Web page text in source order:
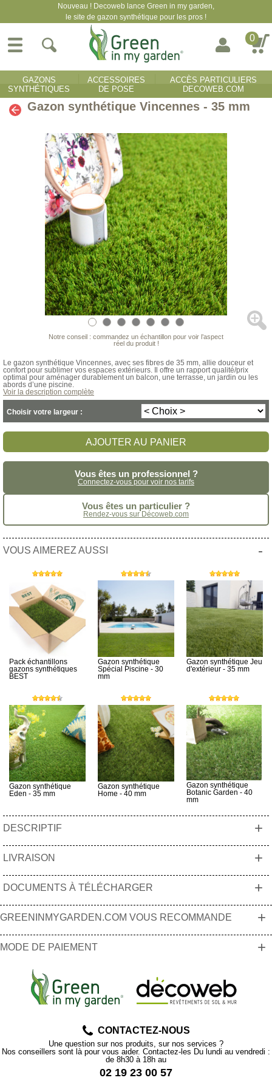
Gazon synthétique Vincennes - 35 mm
Notre conseil : commandez un échantillon pour voir l’aspect
réel du produit !
Le gazon synthétique Vincennes, avec ses fibres de 35 mm, allie douceur et
confort pour sublimer vos espaces extérieurs. Il offre un rapport qualité/prix
optimal pour aménager durablement un balcon, une terrasse, un jardin ou les
abords d’une piscine.
Voir la description complète
Choisir votre largeur :
AJOUTER AU PANIER
Vous êtes un professionnel ?
Connectez-vous pour voir nos tarifs
Vous êtes un particulier ?
Rendez-vous sur Décoweb.com
VOUS AIMEREZ AUSSI -
Pack échantillons
gazons synthétiques
BEST
Gazon synthétique
Spécial Piscine - 30
mm
Gazon synthétique Jeu
d'extérieur - 35 mm
Gazon synthétique
Eden - 35 mm
Gazon synthétique
Home - 40 mm
Gazon synthétique
Botanic Garden - 40
mm
DESCRIPTIF +
LIVRAISON +
DOCUMENTS À TÉLÉCHARGER +
GREENINMYGARDEN.COM VOUS RECOMMANDE +
MODE DE PAIEMENT +
CONTACTEZ-NOUS
Une question sur nos produits, sur nos services ?
Nos conseillers sont là pour vous aider. Contactez-les Du lundi au vendredi :
de 8h30 à 18h au
02 19 23 00 57
Nouveau ! Decoweb lance Green in my garden,
le site de gazon synthétique pour les pros !
0
GAZONS
SYNTHÉTIQUES
ACCESSOIRES
DE POSE
ACCÈS PARTICULIERS
DECOWEB.COM